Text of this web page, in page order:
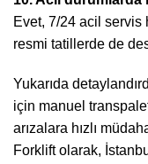
Evet, 7/24 acil servis
resmi tatillerde de
Yukarıda
için manuel
arızalara hızlı
Forklift olarak,